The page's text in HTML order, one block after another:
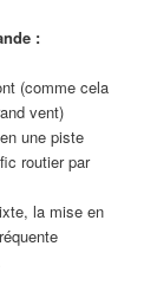
:
(comme cela
vent)
une piste
routier par
la mise en